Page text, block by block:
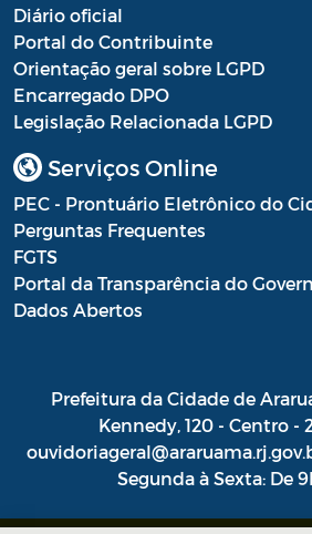
Diário oficial
Portal do Contribuinte
Orientação geral sobre LGPD
Encarregado DPO
Legislação Relacionada LGPD
Serviços Online
PEC - Prontuário Eletrônico do
Perguntas Frequentes
FGTS
Portal da Transparência do
Dados Abertos
Prefeitura da Cidade de
Kennedy, 120 - Centro -
Segunda à Sexta: De